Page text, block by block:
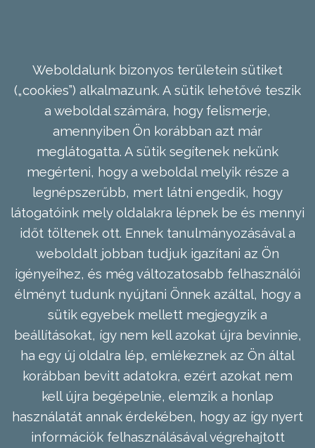
Weboldalunk bizonyos területein sütiket
(„cookies”) alkalmazunk. A sütik lehetővé teszik
a weboldal számára, hogy felismerje,
amennyiben Ön korábban azt már
meglátogatta. A sütik segítenek nekünk
megérteni, hogy a weboldal melyik része a
legnépszerűbb, mert látni engedik, hogy
látogatóink mely oldalakra lépnek be és mennyi
időt töltenek ott. Ennek tanulmányozásával a
weboldalt jobban tudjuk igazítani az Ön
igényeihez, és még változatosabb felhasználói
élményt tudunk nyújtani Önnek azáltal, hogy a
sütik egyebek mellett megjegyzik a
beállításokat, így nem kell azokat újra bevinnie,
ha egy új oldalra lép, emlékeznek az Ön által
korábban bevitt adatokra, ezért azokat nem
kell újra begépelnie, elemzik a honlap
használatát annak érdekében, hogy az így nyert
információk felhasználásával végrehajtott